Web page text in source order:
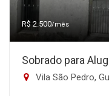
R$ 2.500/mês
Sobrado para
Vila São Pedro,